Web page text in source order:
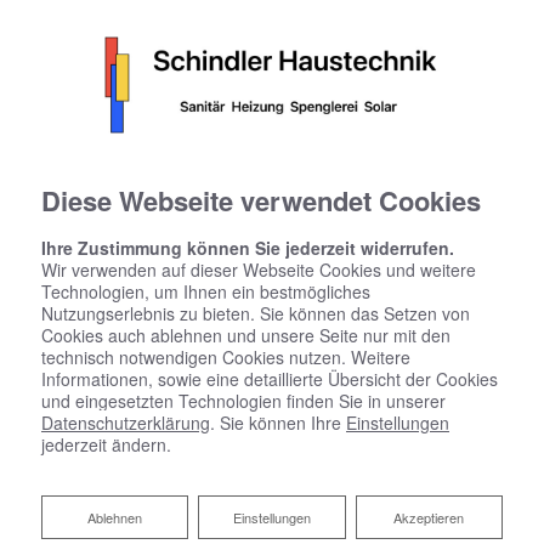
Startseite»Bad»Badinspiration & Musterbäder»Luxus-Bad 8,2 ㎡
Diese Webseite verwendet Cookies
Ihre Zustimmung können Sie jederzeit widerrufen.
Wir verwenden auf dieser Webseite Cookies und weitere
Technologien, um Ihnen ein bestmögliches
Nutzungserlebnis zu bieten. Sie können das Setzen von
Cookies auch ablehnen und unsere Seite nur mit den
technisch notwendigen Cookies nutzen. Weitere
Informationen, sowie eine detaillierte Übersicht der Cookies
und eingesetzten Technologien finden Sie in unserer
Datenschutzerklärung. Sie können Ihre Einstellungen
jederzeit ändern.
Akzeptieren
Einstellungen
Ablehnen
Ablehnen